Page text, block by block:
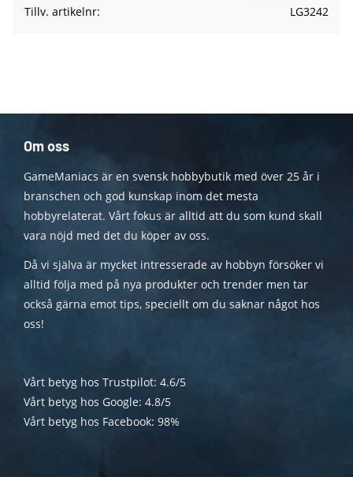
Tillv. artikelnr
LG3242
Om oss
GameManiacs är en svensk hobbybutik med över 25 år i
branschen och god kunskap inom det mesta
hobbyrelaterat. Vårt fokus är alltid att du som kund skall
vara nöjd med det du köper av oss.
Då vi själva är mycket intresserade av hobbyn försöker vi
alltid följa med på nya produkter och trender men tar
också gärna emot tips, speciellt om du saknar något hos
oss!
Vårt betyg hos Trustpilot: 4.6/5
Vårt betyg hos Google: 4.8/5
Vårt betyg hos Facebook: 98%